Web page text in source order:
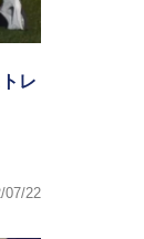
レ
07/22